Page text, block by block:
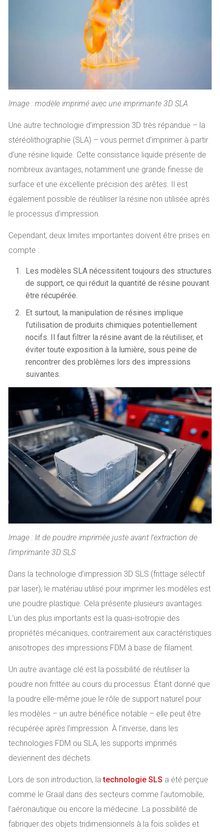
Image : modèle imprimé avec une imprimante 3D SLA
Une autre technologie d’impression 3D très répandue – la
stéréolithographie (SLA) – vous permet d’imprimer à partir
d’une résine liquide. Cette consistance liquide présente de
nombreux avantages, notamment une grande finesse de
surface et une excellente précision des arêtes. Il est
également possible de réutiliser la résine non utilisée après
le processus d’impression.
Cependant, deux limites importantes doivent être prises en
compte :
Les modèles SLA nécessitent toujours des structures
de support, ce qui réduit la quantité de résine pouvant
être récupérée.
Et surtout, la manipulation de résines implique
l’utilisation de produits chimiques potentiellement
nocifs. Il faut filtrer la résine avant de la réutiliser, et
éviter toute exposition à la lumière, sous peine de
rencontrer des problèmes lors des impressions
suivantes.
Image : lit de poudre imprimée juste avant l’extraction de
l’imprimante 3D SLS
Dans la technologie d’impression 3D SLS (frittage sélectif
par laser), le matériau utilisé pour imprimer les modèles est
une poudre plastique. Cela présente plusieurs avantages.
L’un des plus importants est la quasi-isotropie des
propriétés mécaniques, contrairement aux caractéristiques
anisotropes des impressions FDM à base de filament.
Un autre avantage clé est la possibilité de réutiliser la
poudre non frittée au cours du processus. Étant donné que
la poudre elle-même joue le rôle de support naturel pour
les modèles – un autre bénéfice notable – elle peut être
récupérée après l’impression. À l’inverse, dans les
technologies FDM ou SLA, les supports imprimés
deviennent des déchets.
Lors de son introduction, latechnologie SLS a été perçue
comme le Graal dans des secteurs comme l’automobile,
l’aéronautique ou encore la médecine. La possibilité de
fabriquer des objets tridimensionnels à la fois solides et